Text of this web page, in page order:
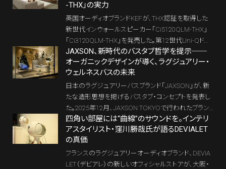
-THX」の実力
英国オーディオブランドKEFが、THX認証を取得した
新世代インウォールスピーカー「Ci5120QLM-THX」
「Ci3120QLM-THX」を発売した。第12世代Uni-Qドラ
イバーとMAT（メタマテリアル吸収技術）を搭載し、埋
込型ながらトールボーイに迫る高音質を実現。海外
で一般化するホームシアターの“インウォール化”を日
本でも加速させる注目モデルだ。
JAXSON、新時代のバスタブ哲学を提示──
オーガニックデザインが導く、ラグジュアリー・
ウェルネスバスの未来
日本のラグジュアリーバスブランド「JAXSON」が、新
たな造形思想を掲げるバスタブ・コンセプトを発表し
た。2025年12月、JAXSON TOKYOで行われたブラン
ドコラボレーション・クリスマスイベントの場で公開さ
れたのは、ブランドの未来を象徴するフラッグシップモ
デル「Fava」を含む全3モデル。 単なる衛生設備では
なく、入浴を“空間体験”へと昇華させる建築的プロダ
クトとして、JAXSONが描く次世代ラグジュアリー・ウ
四角い部屋には“曲線”のサウンドを。インテリ
アスタイリスト・窪川勝哉氏が語るDEVIALET
の真価
フランスのラグジュアリーオーディオブランド、DEVIA
LET（デビアレ）の新しいオフィシャルストアが、大阪・